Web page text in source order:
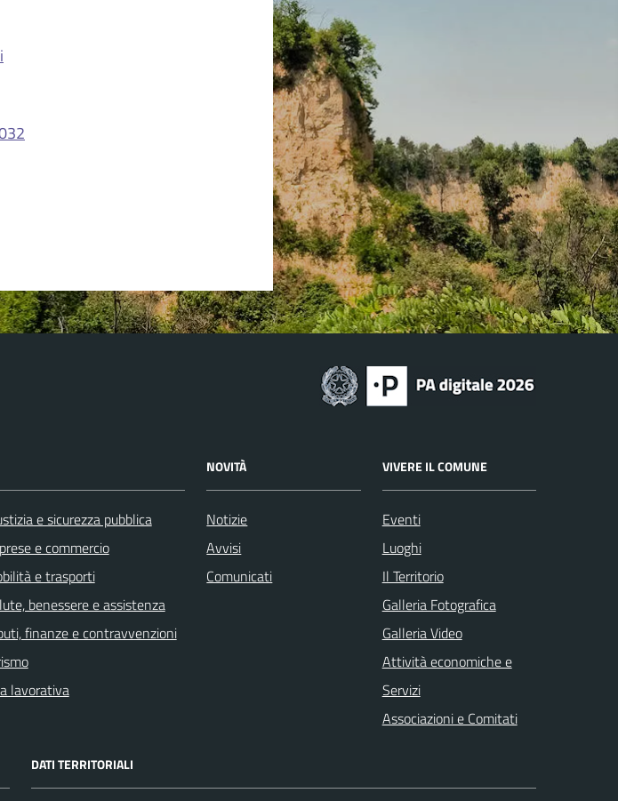
e sicurezza pubblica
e commercio
e trasporti
benessere e assistenza
finanze e contravvenzioni
lavorativa
NOVITÀ
Notizie
Avvisi
Comunicati
VIVERE IL COMUNE
Eventi
Luoghi
Il Territorio
Galleria Fotografica
Galleria Video
Attività economiche e
Servizi
Associazioni e Comitati
DATI TERRITORIALI